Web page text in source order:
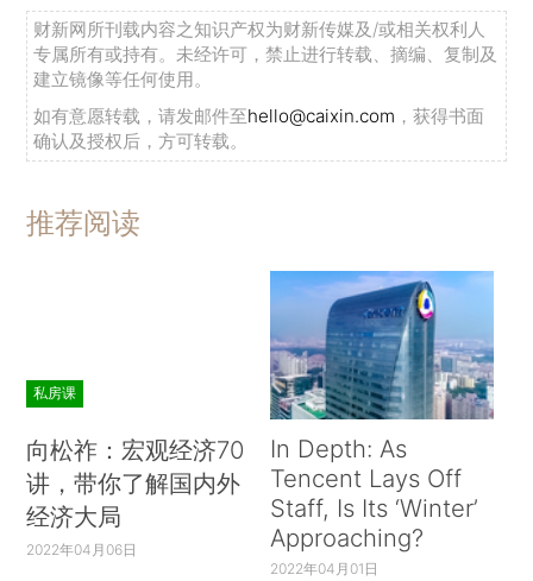
财新网所刊载内容之知识产权为财新传媒及/或相关权利人
专属所有或持有。未经许可，禁止进行转载、摘编、复制及
建立镜像等任何使用。
如有意愿转载，请发邮件至hello@caixin.com ，获得书面
确认及授权后，方可转载。
推荐阅读
私房课
向松祚：宏观经济70
讲，带你了解国内外
经济大局
2022年04月06日
In Depth: As
Tencent Lays Off
Staff, Is Its ‘Winter’
Approaching?
2022年04月01日